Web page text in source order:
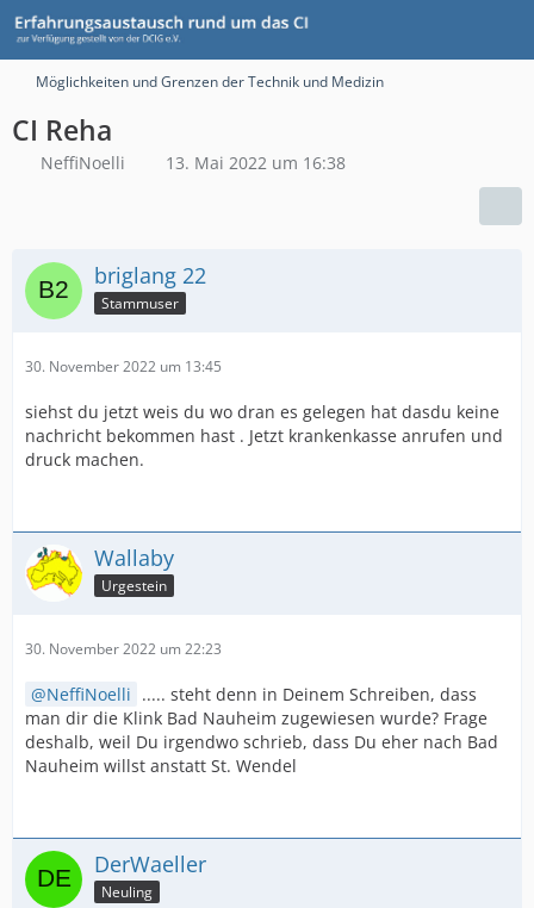
Möglichkeiten und Grenzen der Technik und Medizin
CI Reha
NeffiNoelli 13. Mai 2022 um 16:38
briglang 22
Stammuser
30. November 2022 um 13:45
siehst du jetzt weis du wo dran es gelegen hat dasdu keine
nachricht bekommen hast . Jetzt krankenkasse anrufen und
druck machen.
Wallaby
Urgestein
30. November 2022 um 22:23
NeffiNoelli ..... steht denn in Deinem Schreiben, dass
man dir die Klink Bad Nauheim zugewiesen wurde? Frage
deshalb, weil Du irgendwo schrieb, dass Du eher nach Bad
Nauheim willst anstatt St. Wendel
DerWaeller
Neuling